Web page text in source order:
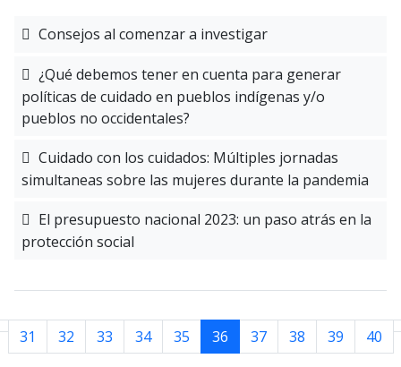
Consejos al comenzar a investigar
¿Qué debemos tener en cuenta para generar
políticas de cuidado en pueblos indígenas y/o
pueblos no occidentales?
Cuidado con los cuidados: Múltiples jornadas
simultaneas sobre las mujeres durante la pandemia
El presupuesto nacional 2023: un paso atrás en la
protección social
31 32 33 34 35 36 37 38 39 40